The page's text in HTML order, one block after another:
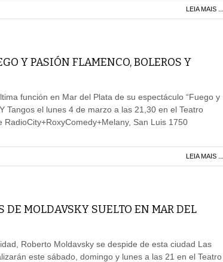
LEIA MAIS ...
Y PASIÓN FLAMENCO, BOLEROS Y
función en Mar del Plata de su espectáculo “Fuego y
Tangos el lunes 4 de marzo a las 21,30 en el Teatro
RadioCity+RoxyComedy+Melany, San Luis 1750
LEIA MAIS ...
MOLDAVSKY SUELTO EN MAR DEL
Roberto Moldavsky se despide de esta ciudad Las
este sábado, domingo y lunes a las 21 en el Teatro